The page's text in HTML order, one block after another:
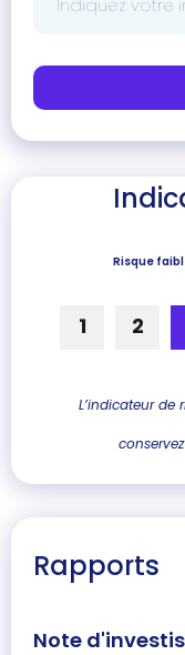
Risque
1 2
L’indicateur de
Rapports
Note